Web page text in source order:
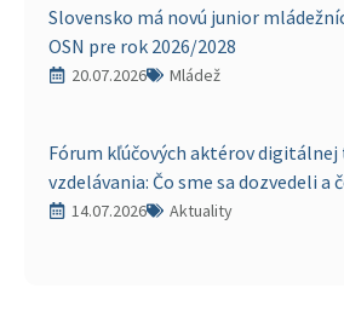
Slovensko má novú junior
OSN pre rok 2026/2028
20.07.2026 Mládež
Fórum kľúčových aktérov
vzdelávania: Čo sme sa dozvedeli a
14.07.2026 Aktuality